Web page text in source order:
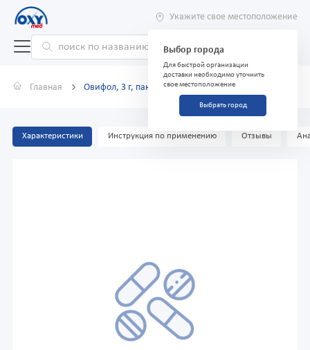
Укажите свое местоположение
Выбор города
Для быстрой организации
доставки необходимо уточнить
свое местоположение
Выбрать город
Главная Овифол, 3 г, пакетики №20
Характеристики Инструкция по применению Отзывы